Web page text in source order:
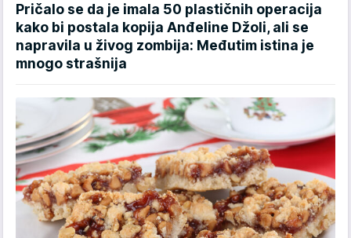
Pričalo se da je imala 50 plastičnih operacija
kako bi postala kopija Anđeline Džoli, ali se
napravila u živog zombija: Međutim istina je
mnogo strašnija